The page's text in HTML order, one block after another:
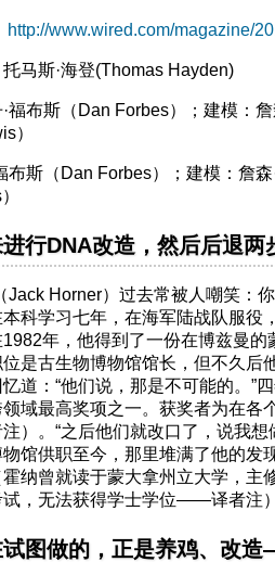
http://www.wired.com/magazine/
马斯·海登(Thomas Hayden)
布斯（Dan Forbes）；建模：詹
行DNA改造，然后后退两
Jack Horner）过去常被人嘲笑：
科学习七年，在海军陆战队服役
1982年，他得到了一份在博兹曼
是古生物博物馆馆长，但不久后
道：“他们说，那是不可能的。”
域最高奖项之一。获奖者为在各
）。“之后他们就改口了，说我想
馆供职至今，那里堆满了他的发
纳曾就读于蒙大拿州立大学，主
，无法获得学士学位——译者注）
试图做的，正是养鸡、改